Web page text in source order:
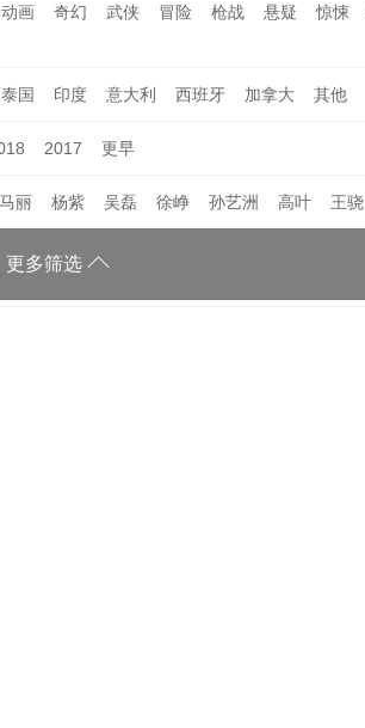
动画 奇幻 武侠 冒险 枪战 悬疑 惊悚
泰国 印度 意大利 西班牙 加拿大 其他
2017 更早
马丽 杨紫 吴磊 徐峥 孙艺洲 高叶 王骁
更多筛选